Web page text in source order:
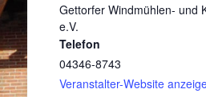
Gettorfer Windmühlen- und
e.V.
Telefon
04346-8743
Veranstalter-Website